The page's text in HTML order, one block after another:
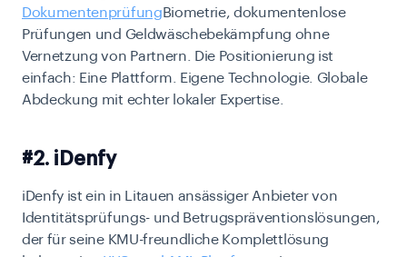
DokumentenprüfungBiometrie, dokumentenlose
Prüfungen und Geldwäschebekämpfung ohne
Vernetzung von Partnern. Die Positionierung ist
einfach: Eine Plattform. Eigene Technologie. Globale
Abdeckung mit echter lokaler Expertise.
#2. iDenfy
iDenfy ist ein in Litauen ansässiger Anbieter von
Identitätsprüfungs- und Betrugspräventionslösungen,
der für seine KMU-freundliche Komplettlösung